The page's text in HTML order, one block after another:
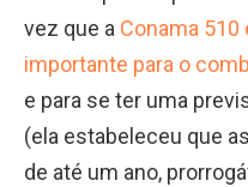
vez que a Conama
importante para o
e para se ter uma
(ela estabeleceu que
de até um ano,